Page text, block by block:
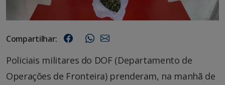
Compartilhar:
Policiais militares do DOF (Departamento de
Operações de Fronteira) prenderam, na manhã de